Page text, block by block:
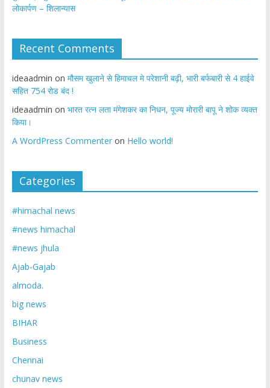
लोकार्पण – शिलान्यास
Recent Comments
ideaadmin on मौसम खुलाने से हिमाचल मे परेशानी बढ़ी, भारी बर्फबारी से 4 हाईवे
सहित 754 रोड बंद !
ideaadmin on भारत रत्न लता मंगेशकर का निधन, पूज्य मोरारी बापू ने शोक व्यक्त
किया।
A WordPress Commenteron Hello world!
Categories
#himachal news
#news himachal
#news jhula
Ajab-Gajab
almoda.
big news
BIHAR
Business
Chennai
chunav news